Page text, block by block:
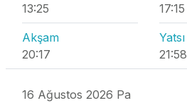
13:25
17:15
Akşam
20:17
Yatsı
21:58
16 Ağustos 2026 Pa